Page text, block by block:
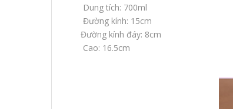
Dung tích: 700ml
Đường kính: 15cm
Đường kính đáy: 8cm
Cao: 16.5cm